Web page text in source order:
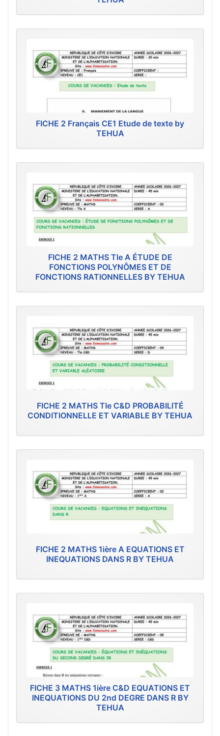
FICHE 2 Français CE1 Etude de texte by
TEHUA
FICHE 2 MATHS Tle A ÉTUDE DE
FONCTIONS POLYNÔMES ET DE
FONCTIONS RATIONNELLES BY TEHUA
FICHE 2 MATHS Tle C&D PROBABILITÉ
CONDITIONNELLE ET VARIABLE BY TEHUA
FICHE 2 MATHS 1ière A EQUATIONS ET
INEQUATIONS DANS R BY TEHUA
FICHE 3 MATHS 1ière C&D EQUATIONS ET
INEQUATIONS DU 2nd DEGRE DANS R BY
TEHUA